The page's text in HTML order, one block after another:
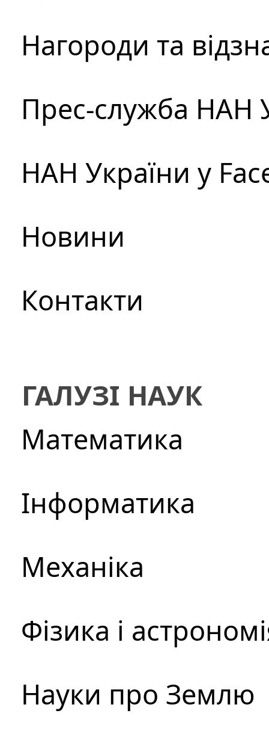
Нагороди та
Прес-служба НАН
НАН України у
Новини
Контакти
ГАЛУЗІ НАУК
Математика
Інформатика
Механіка
Фізика і
Науки про Землю